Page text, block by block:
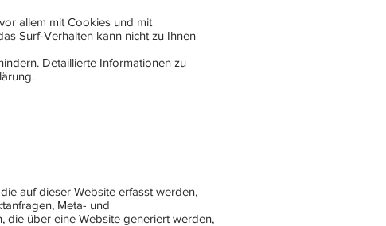
allem mit Cookies und mit
Surf-Verhalten kann nicht zu Ihnen
Detaillierte Informationen zu
auf dieser Website erfasst werden,
Meta- und
die über eine Website generiert werden,